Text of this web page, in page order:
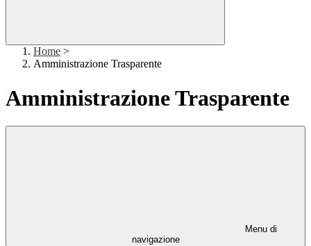
Home >
Amministrazione Trasparente
Amministrazione Trasparente
Menu di
navigazione